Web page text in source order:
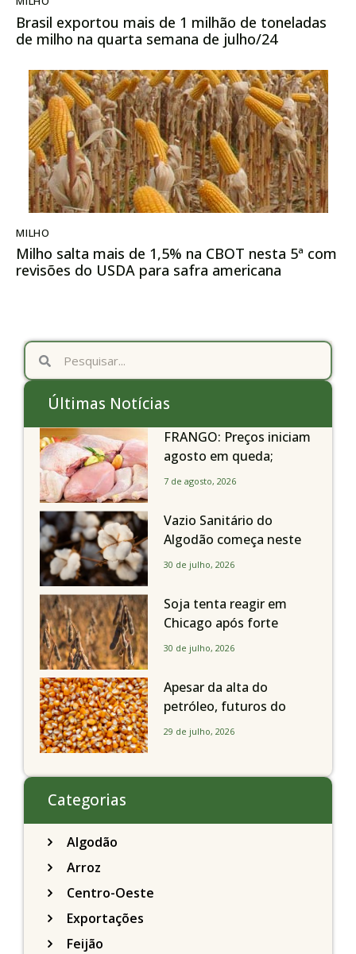
Brasil exportou mais de 1 milhão de toneladas
de milho na quarta semana de julho/24
MILHO
Milho salta mais de 1,5% na CBOT nesta 5ª com
revisões do USDA para safra americana
Últimas Notícias
FRANGO: Preços iniciam
agosto em queda;
exportações avançam
7 de agosto, 2026
Vazio Sanitário do
Algodão começa neste
sábado, dia 1º de agosto,
Paulo
30 de julho, 2026
Soja tenta reagir em
Chicago após forte
liquidação; portos
de R$ 150/sc
30 de julho, 2026
Apesar da alta do
petróleo, futuros do
milho recuam em
29 de julho, 2026
Categorias
Algodão
Arroz
Centro-Oeste
Exportações
Feijão